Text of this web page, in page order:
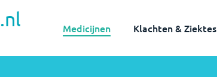
.nl Medicijnen Klachten & Ziektes